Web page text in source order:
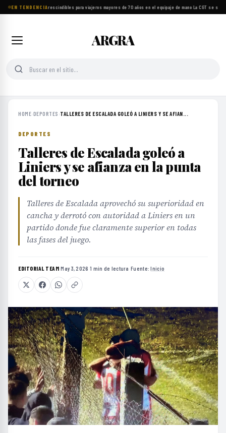
EN TENDENCIA
Ocho objetos imprescindibles para viajeros mayores de 70 años en el equipaje de mano·La CGT se
ARGRA
HOME›DEPORTES ›TALLERES DE ESCALADA GOLEÓ A LINIERS Y SE AFIAN...
DEPORTES
Talleres de Escalada goleó a
Liniers y se afianza en la punta
del torneo
Talleres de Escalada aprovechó su superioridad en
cancha y derrotó con autoridad a Liniers en un
partido donde fue claramente superior en todas
las fases del juego.
EDITORIAL TEAM·May 3, 2026 ·1 min de lectura ·Fuente:Inicio